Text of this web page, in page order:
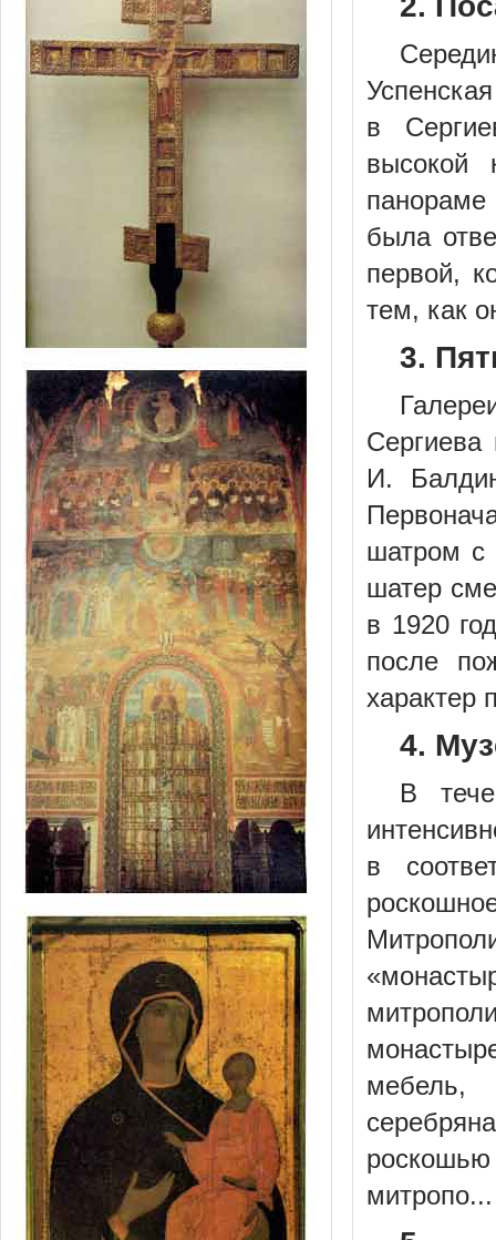
в
высокой
панораме
была
первой,
тем, как
3.
И.
шатром с
шатер
в 1920
после
характер
4.
В
в
мебель,
митропо...